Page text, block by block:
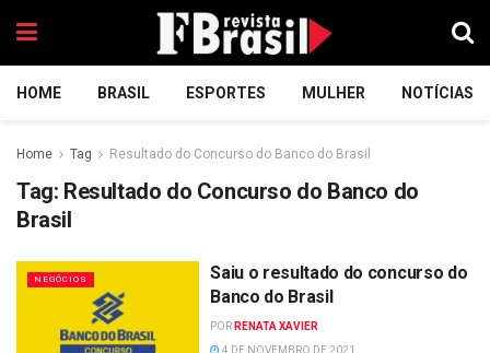
HOME BRASIL ESPORTES MULHER NOTÍCIAS
Home Tag Resultado do Concurso do Banco do Brasil
Tag: Resultado do Concurso do Banco do
Brasil
NEGÓCIOS
Saiu o resultado do concurso do
Banco do Brasil
POR RENATA XAVIER
4 DE NOVEMBRO DE 2021